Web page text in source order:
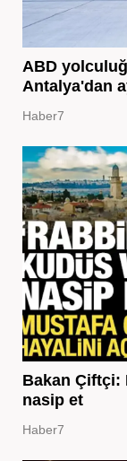
ABD
Antalya'dan
Haber7
Bakan Çiftçi:
nasip et
Haber7